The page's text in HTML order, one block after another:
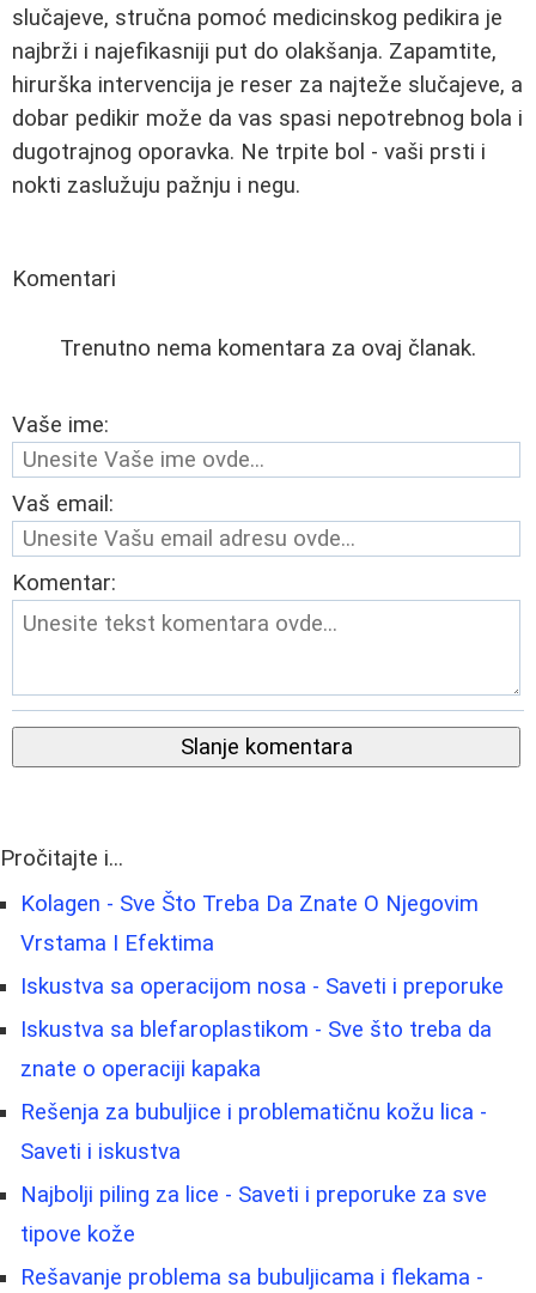
slučajeve, stručna pomoć medicinskog pedikira je
najbrži i najefikasniji put do olakšanja. Zapamtite,
hirurška intervencija je reser za najteže slučajeve, a
dobar pedikir može da vas spasi nepotrebnog bola i
dugotrajnog oporavka. Ne trpite bol - vaši prsti i
nokti zaslužuju pažnju i negu.
Komentari
Trenutno nema komentara za ovaj članak.
Vaše ime:
Vaš email:
Komentar:
Slanje komentara
Pročitajte i...
Kolagen - Sve Što Treba Da Znate O Njegovim
Vrstama I Efektima
Iskustva sa operacijom nosa - Saveti i preporuke
Iskustva sa blefaroplastikom - Sve što treba da
znate o operaciji kapaka
Rešenja za bubuljice i problematičnu kožu lica -
Saveti i iskustva
Najbolji piling za lice - Saveti i preporuke za sve
tipove kože
Rešavanje problema sa bubuljicama i flekama -